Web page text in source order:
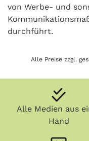
von Werbe- und
durchführt.
Alle Preise zzgl.
Alle Medien aus
Hand